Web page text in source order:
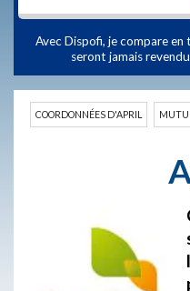
Avec Dispofi, je compare
seront jamais
COORDONNÉES D'APRIL